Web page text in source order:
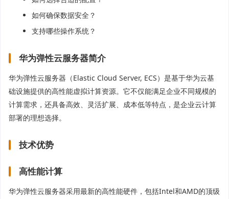
如何确保数据安全？
支持哪些操作系统？
华为弹性云服务器简介
华为弹性云服务器（Elastic Cloud Server, ECS）是基于华为云基
础设施提供的高性能虚拟计算资源。它不仅能满足企业不同规模的
计算需求，还具备高效、灵活扩展、成本低等特点，是企业云计算
部署的理想选择。
技术优势
高性能计算
华为弹性云服务器采用最新的高性能硬件，包括Intel和AMD的顶级